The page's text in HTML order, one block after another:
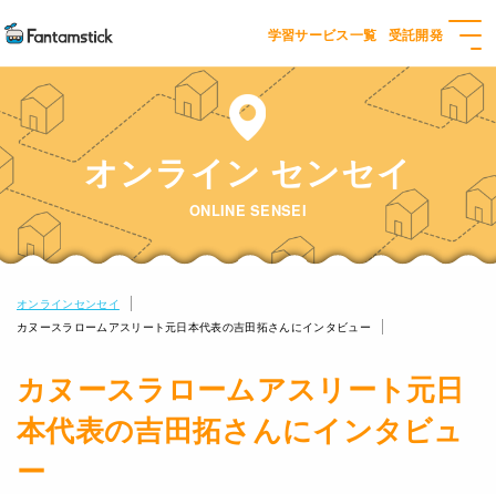
学習サービス一覧 受託開発
オンライン センセイ
ONLINE SENSEI
オンラインセンセイ
カヌースラロームアスリート元日本代表の吉田拓さんにインタビュー
カヌースラロームアスリート元日
本代表の吉田拓さんにインタビュ
ー